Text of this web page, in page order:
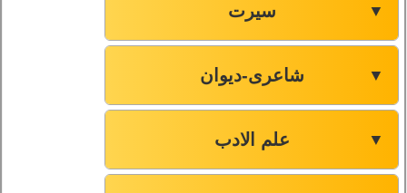
سیرت ▼
شاعری-دیوان ▼
علم الادب ▼